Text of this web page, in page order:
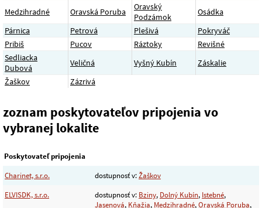
Medzihradné
Oravská Poruba
Oravský
Podzámok
Osádka
Párnica
Petrová Plešivá
Pokryváč
Pribiš
Pucov Ráztoky
Revišné
Sedliacka
Dubová
Veličná Vyšný Kubín
Záskalie
Žaškov
Zázrivá
zoznam poskytovateľov pripojenia vo
vybranej lokalite
Poskytovateľ pripojenia
Charinet, s.r.o.
dostupnosť v:Žaškov
ELVISDK, s.r.o.
dostupnosť v: Bziny, Dolný Kubín, Istebné,
Jasenová, Kňažia, Medzihradné,Oravská Poruba,